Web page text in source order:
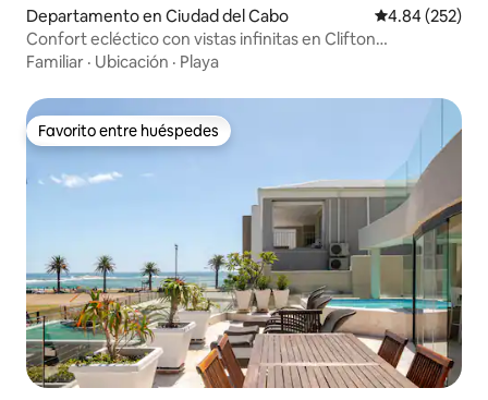
Departamento en Ciudad del Cabo Calificación
4.84 (252)
Confort ecléctico con vistas infinitas en Clifton
Beachfront
Familiar · Ubicación · Playa
Favorito entre huéspedes
Favorito entre huéspedes